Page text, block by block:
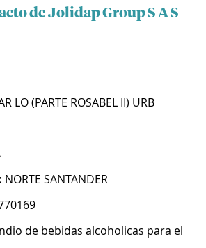
de Jolidap Group S A S
LO (PARTE ROSABEL II) URB
NORTE SANTANDER
de bebidas alcoholicas para el